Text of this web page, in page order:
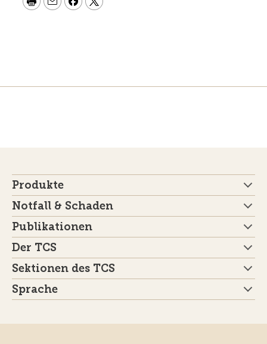
Produkte
Notfall & Schaden
Publikationen
Der TCS
Sektionen des TCS
Sprache